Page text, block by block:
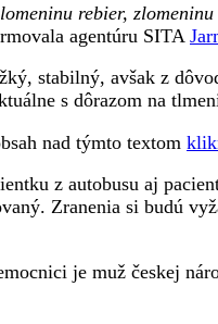
rebier,
agentúru SITA
stabilný, avšak z
s dôrazom na
nad týmto textom
z autobusu aj
Zranenia si budú
je muž českej